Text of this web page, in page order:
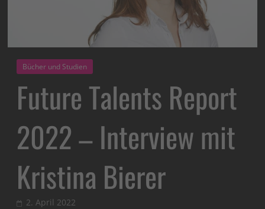
Bücher und Studien
Future Talents Report
2022 – Interview mit
Kristina Bierer
2. April 2022